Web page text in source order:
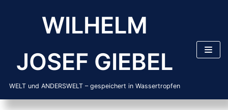
WILHELM
JOSEF GIEBEL
WELT und ANDERSWELT – gespeichert in Wassertropfen